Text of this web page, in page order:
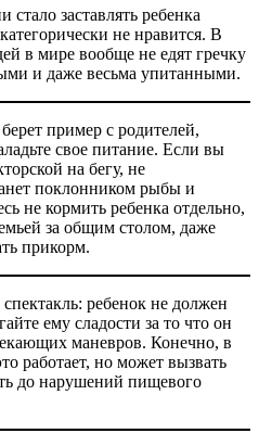
заставлять ребенка
не нравится. В
в мире вообще не едят гречку
и даже весьма упитанными.
пример с родителей,
свое питание. Если вы
на бегу, не
поклонником рыбы и
не кормить ребенка отдельно,
за общим столом, даже
прикорм.
ребенок не должен
ему сладости за то что он
маневров. Конечно, в
работает, но может вызвать
до нарушений пищевого